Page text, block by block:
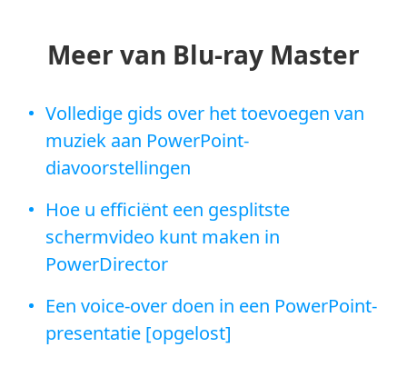
Meer van Blu-ray Master
Volledige gids over het toevoegen van
muziek aan PowerPoint-
diavoorstellingen
Hoe u efficiënt een gesplitste
schermvideo kunt maken in
PowerDirector
Een voice-over doen in een PowerPoint-
presentatie [opgelost]